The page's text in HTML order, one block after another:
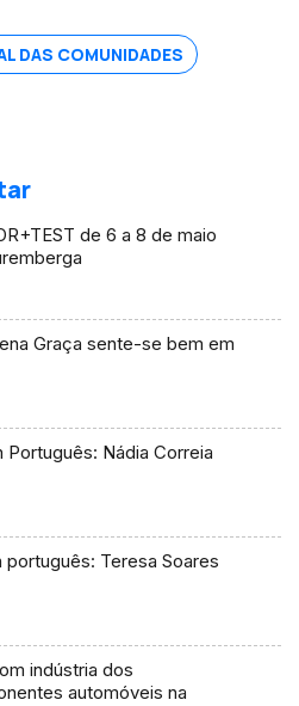
DAS COMUNIDADES
de 6 a 8 de maio
Graça sente-se bem em
Português: Nádia Correia
português: Teresa Soares
indústria dos
automóveis na